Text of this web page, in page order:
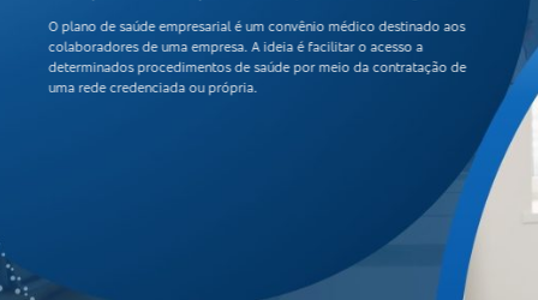
Oplano de saúde empresarialé um convênio médico destinado aos
colaboradores de uma empresa. A ideia é facilitar o acesso a
determinados procedimentos de saúde por meio da contratação de
uma rede credenciada ou própria.